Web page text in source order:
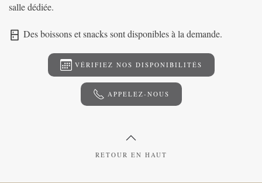
salle dédiée.
Des boissons et snacks sont disponibles à la demande.
VÉRIFIEZ NOS DISPONIBILITÉS
APPELEZ-NOUS
RETOUR EN HAUT